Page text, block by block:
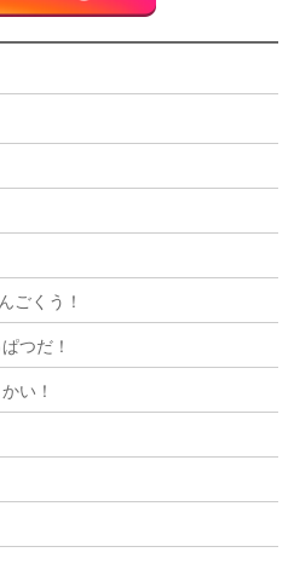
ごくう！
つだ！
い！